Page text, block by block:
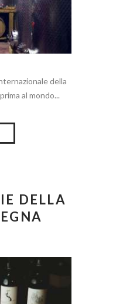
della
al mondo...
DELLA